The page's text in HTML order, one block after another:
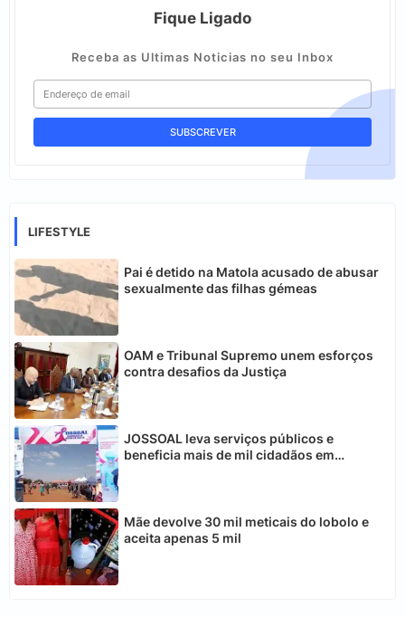
Fique Ligado
Receba as Ultimas Noticias no seu Inbox
LIFESTYLE
Pai é detido na Matola acusado de abusar
sexualmente das filhas gémeas
OAM e Tribunal Supremo unem esforços
contra desafios da Justiça
JOSSOAL leva serviços públicos e
beneficia mais de mil cidadãos em
Mãe devolve 30 mil meticais do lobolo e
aceita apenas 5 mil